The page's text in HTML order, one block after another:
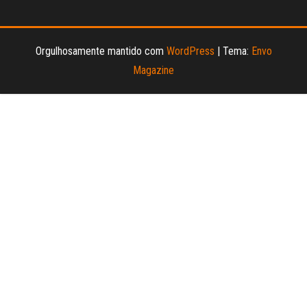
Orgulhosamente mantido com WordPress Tema: Envo
Magazine